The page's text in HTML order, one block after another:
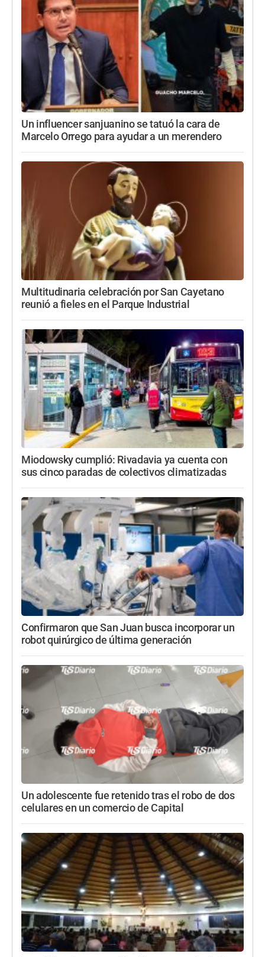
Un influencer sanjuanino se tatuó la cara de
Marcelo Orrego para ayudar a un merendero
Multitudinaria celebración por San Cayetano
reunió a fieles en el Parque Industrial
Miodowsky cumplió: Rivadavia ya cuenta con
sus cinco paradas de colectivos climatizadas
Confirmaron que San Juan busca incorporar un
robot quirúrgico de última generación
Un adolescente fue retenido tras el robo de dos
celulares en un comercio de Capital